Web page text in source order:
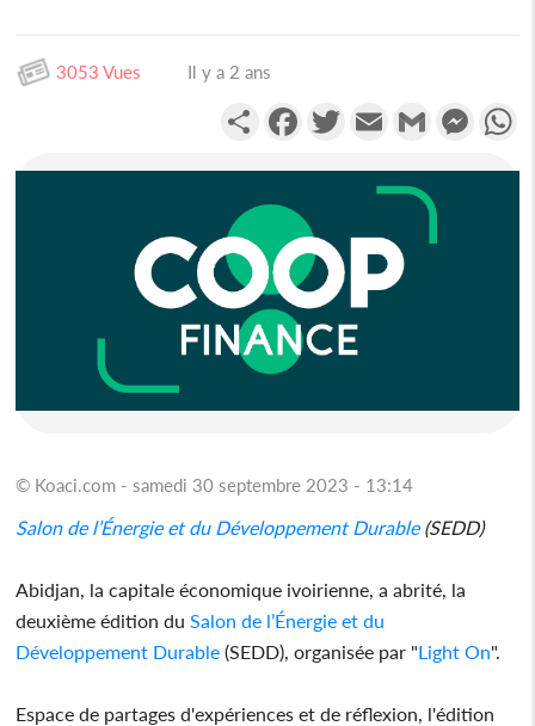
3053 Vues Il y a 2 ans
PartagerFacebookTwitterEmail Gmail
© Koaci.com - samedi 30 septembre 2023 - 13:14
Salon de l’Énergie et du Développement Durable(SEDD)
Abidjan, la capitale économique ivoirienne, a abrité, la
deuxième édition du Salon de l’Énergie et du
Développement Durable (SEDD), organisée par "Light On".
Espace de partages d'expériences et de réflexion, l'édition